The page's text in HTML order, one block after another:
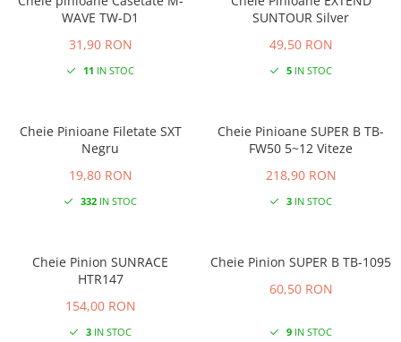
WAVE TW-D1
31,90 RON
11 IN STOC
SUNTOUR Silver
49,50 RON
5IN STOC
Cheie Pinioane Filetate SXT
Negru
19,80 RON
332IN STOC
Cheie Pinioane SUPER B TB-
FW50 5~12 Viteze
218,90 RON
3IN STOC
Cheie Pinion SUNRACE
HTR147
154,00 RON
3IN STOC
Cheie Pinion SUPER B TB-1095
60,50 RON
9IN STOC